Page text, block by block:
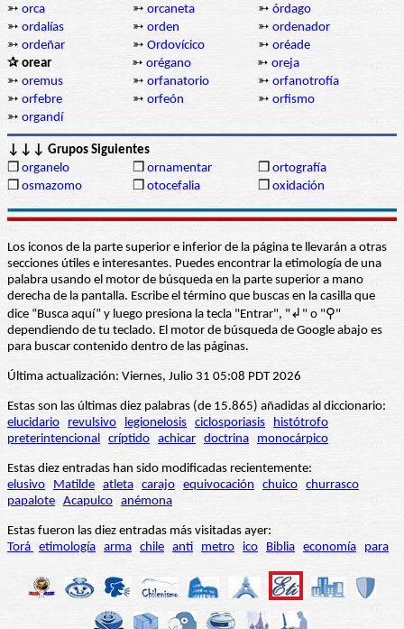
➳ orca ➳ orcaneta ➳ órdago
➳ ordalías ➳ orden ➳ ordenador
➳ ordeñar ➳ Ordovícico ➳ oréade
✰ orear
➳ orégano ➳ oreja
➳ oremus ➳ orfanatorio ➳ orfanotrofía
➳ orfebre ➳ orfeón ➳ orfismo
➳ organdí
↓↓↓ Grupos Siguientes
❒ organelo ❒ ornamentar ❒ ortografía
❒ osmazomo ❒ otocefalia ❒ oxidación
Los iconos de la parte superior e inferior de la página te llevarán a otras
secciones útiles e interesantes. Puedes encontrar la etimología de una
palabra usando el motor de búsqueda en la parte superior a mano
derecha de la pantalla. Escribe el término que buscas en la casilla que
dice “Busca aquí” y luego presiona la tecla "Entrar", "↲" o "⚲"
dependiendo de tu teclado. El motor de búsqueda de Google abajo es
para buscar contenido dentro de las páginas.
Última actualización: Viernes, Julio 31 05:08 PDT 2026
Estas son las últimas diez palabras (de 15.865) añadidas al diccionario:
elucidario
revulsivo legionelosis ciclosporiasis
histótrofo
preterintencional críptido achicar doctrina monocárpico
Estas diez entradas han sido modificadas recientemente:
elusivo
Matilde atleta carajo equivocación chuico churrasco
papalote Acapulco anémona
Estas fueron las diez entradas más visitadas ayer:
Torá etimología arma chile anti metro ico Biblia economía para